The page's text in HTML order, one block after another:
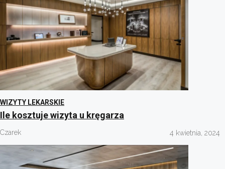
WIZYTY LEKARSKIE
Ile kosztuje wizyta u kręgarza
Czarek 4 kwietnia, 2024